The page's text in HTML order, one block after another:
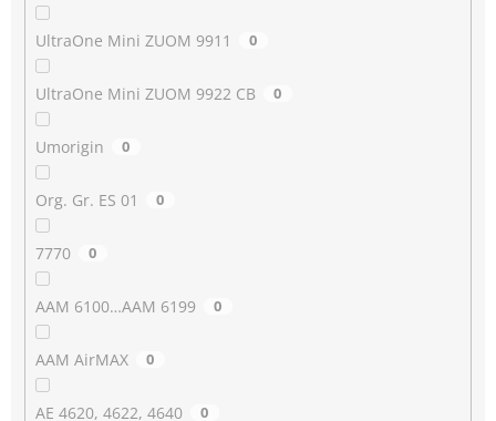
UltraOne Mini ZUOM 9911 0
UltraOne Mini ZUOM 9922 CB 0
Umorigin 0
Org. Gr. ES 01 0
7770 0
AAM 6100…AAM 6199 0
AAM AirMAX 0
AE 4620, 4622, 4640 0